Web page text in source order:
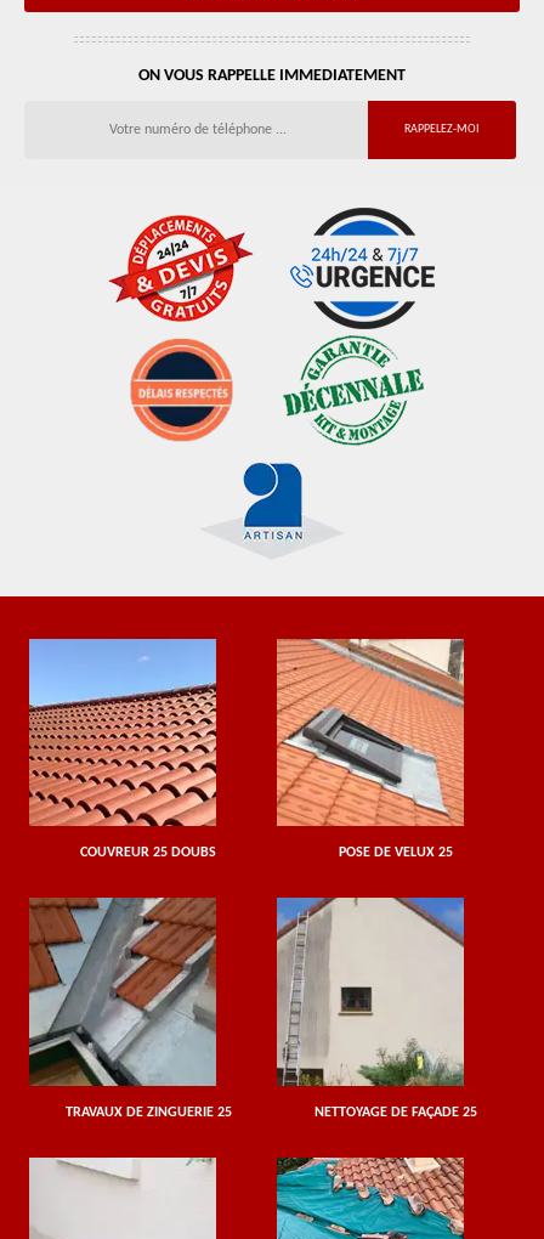
ON VOUS RAPPELLE IMMEDIATEMENT
COUVREUR 25 DOUBS POSE DE VELUX 25
TRAVAUX DE ZINGUERIE 25 NETTOYAGE DE FAÇADE 25